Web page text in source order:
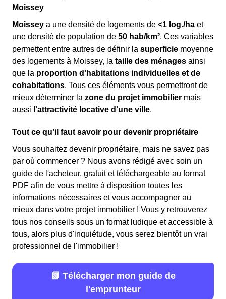
Moissey
Moissey a une densité de logements de <1 log./ha et
une densité de population de 50 hab/km². Ces variables
permettent entre autres de définir la superficie moyenne
des logements à Moissey, la taille des ménages ainsi
que la proportion d'habitations individuelles et de
cohabitations. Tous ces éléments vous permettront de
mieux déterminer la zone du projet immobilier mais
aussi l'attractivité locative d'une ville.
Tout ce qu'il faut savoir pour devenir propriétaire
Vous souhaitez devenir propriétaire, mais ne savez pas
par où commencer ? Nous avons rédigé avec soin un
guide de l'acheteur, gratuit et téléchargeable au format
PDF afin de vous mettre à disposition toutes les
informations nécessaires et vous accompagner au
mieux dans votre projet immobilier ! Vous y retrouverez
tous nos conseils sous un format ludique et accessible à
tous, alors plus d'inquiétude, vous serez bientôt un vrai
professionnel de l'immobilier !
📗 Télécharger mon guide de
l'emprunteur